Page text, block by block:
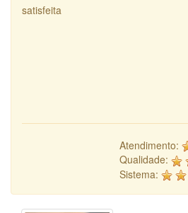
satisfeita
Atendimento:
Qualidade:
Sistema: